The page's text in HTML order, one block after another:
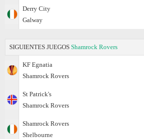
Derry City
Galway
SIGUIENTES JUEGOS Shamrock Rovers
KF Egnatia
Shamrock Rovers
St Patrick's
Shamrock Rovers
Shamrock Rovers
Shelbourne